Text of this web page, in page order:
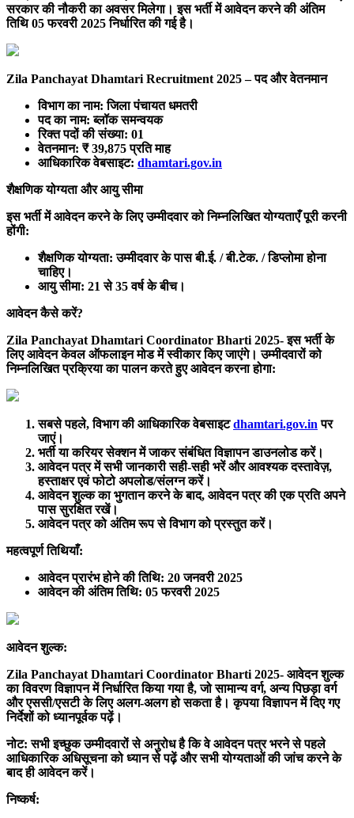
सरकार की नौकरी का अवसर मिलेगा। इस भर्ती में आवेदन करने की अंतिम
तिथि 05 फरवरी 2025 निर्धारित की गई है।
Zila Panchayat Dhamtari Recruitment 2025 – पद और वेतनमान
विभाग का नाम: जिला पंचायत धमतरी
पद का नाम: ब्लॉक समन्वयक
रिक्त पदों की संख्या: 01
वेतनमान: ₹ 39,875 प्रति माह
आधिकारिक वेबसाइट: dhamtari.gov.in
शैक्षणिक योग्यता और आयु सीमा
इस भर्ती में आवेदन करने के लिए उम्मीदवार को निम्नलिखित योग्यताएँ पूरी करनी
होंगी:
शैक्षणिक योग्यता: उम्मीदवार के पास बी.ई. / बी.टेक. / डिप्लोमा होना
चाहिए।
आयु सीमा: 21 से 35 वर्ष के बीच।
आवेदन कैसे करें?
Zila Panchayat Dhamtari Coordinator Bharti 2025- इस भर्ती के
लिए आवेदन केवल ऑफलाइन मोड में स्वीकार किए जाएंगे। उम्मीदवारों को
निम्नलिखित प्रक्रिया का पालन करते हुए आवेदन करना होगा:
सबसे पहले, विभाग की आधिकारिक वेबसाइटdhamtari.gov.in पर
जाएं।
भर्ती या करियर सेक्शन में जाकर संबंधित विज्ञापन डाउनलोड करें।
आवेदन पत्र में सभी जानकारी सही-सही भरें और आवश्यक दस्तावेज़,
हस्ताक्षर एवं फोटो अपलोड/संलग्न करें।
आवेदन शुल्क का भुगतान करने के बाद, आवेदन पत्र की एक प्रति अपने
पास सुरक्षित रखें।
आवेदन पत्र को अंतिम रूप से विभाग को प्रस्तुत करें।
महत्वपूर्ण तिथियाँ:
आवेदन प्रारंभ होने की तिथि: 20 जनवरी 2025
आवेदन की अंतिम तिथि: 05 फरवरी 2025
आवेदन शुल्क:
Zila Panchayat Dhamtari Coordinator Bharti 2025- आवेदन शुल्क
का विवरण विज्ञापन में निर्धारित किया गया है, जो सामान्य वर्ग, अन्य पिछड़ा वर्ग
और एससी/एसटी के लिए अलग-अलग हो सकता है। कृपया विज्ञापन में दिए गए
निर्देशों को ध्यानपूर्वक पढ़ें।
नोट: सभी इच्छुक उम्मीदवारों से अनुरोध है कि वे आवेदन पत्र भरने से पहले
आधिकारिक अधिसूचना को ध्यान से पढ़ें और सभी योग्यताओं की जांच करने के
बाद ही आवेदन करें।
निष्कर्ष: